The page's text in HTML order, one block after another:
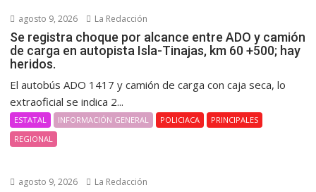
agosto 9, 2026 La Redacción
Se registra choque por alcance entre ADO y camión
de carga en autopista Isla-Tinajas, km 60 +500; hay
heridos.
El autobús ADO 1417 y camión de carga con caja seca, lo
extraoficial se indica 2...
ESTATAL INFORMACIÓN GENERAL POLICIACA
PRINCIPALES
REGIONAL
agosto 9, 2026 La Redacción